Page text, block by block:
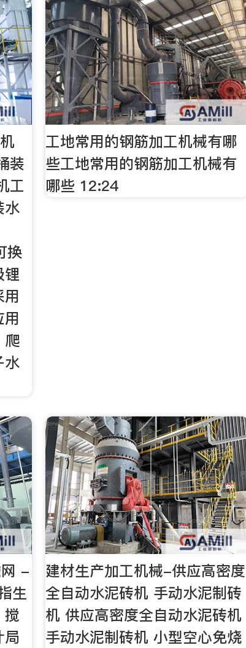
装
工
水
换
锂
用
用
爬
水
工地常用的钢筋加工机械有哪
些工地常用的钢筋加工机械有
哪些 12:24
网 -
生
搅
局
建材生产加工机械-供应高密度
全自动水泥砖机 手动水泥制砖
机 供应高密度全自动水泥砖机
手动水泥制砖机 小型空心免烧